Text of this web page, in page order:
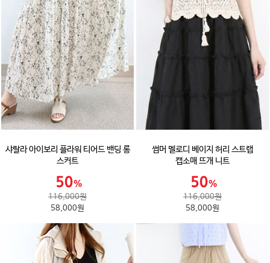
샤랄라 아이보리 플라워 티어드 밴딩 롱
스커트
116,000원
58,000원
썸머 멜로디 베이지 허리 스트랩
캡소매 뜨개 니트
116,000원
58,000원